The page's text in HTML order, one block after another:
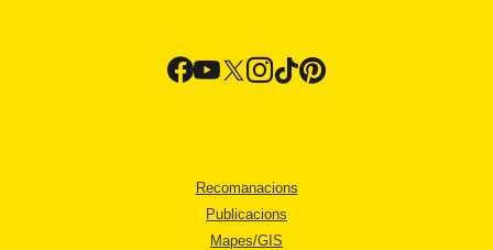
Recomanacions
Publicacions
Mapes/GIS